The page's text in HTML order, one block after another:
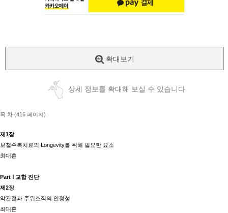
확대보기
상세 정보를 확대해 보실 수 있습니다
목 차 (416 페이지)
제1장
보철수복치료의 Longevity를 위해 필요한 요소
최대훈
Part Ⅰ 교합 진단
제2장
악관절과 주위조직의 안정성
최대훈